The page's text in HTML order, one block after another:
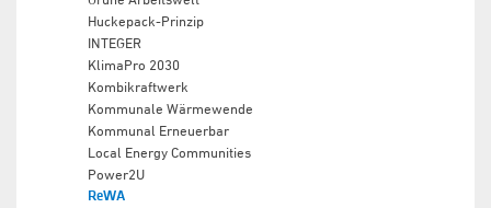
Huckepack-Prinzip
INTEGER
KlimaPro 2030
Kombikraftwerk
Kommunale Wärmewende
Kommunal Erneuerbar
Local Energy Communities
Power2U
ReWA